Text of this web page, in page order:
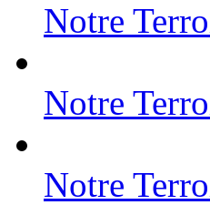
Notre
Notre
Notre